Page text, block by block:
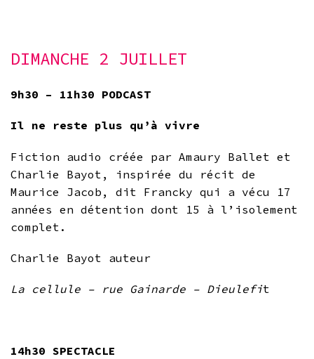
DIMANCHE 2 JUILLET
9h30 – 11h30 PODCAST
Il ne reste plus qu’à vivre
Fiction audio créée par Amaury Ballet et
Charlie Bayot, inspirée du récit de
Maurice Jacob, dit Francky qui a vécu 17
années en détention dont 15 à l’isolement
complet.
Charlie Bayot auteur
La cellule – rue Gainarde – Dieulefit
14h30 SPECTACLE